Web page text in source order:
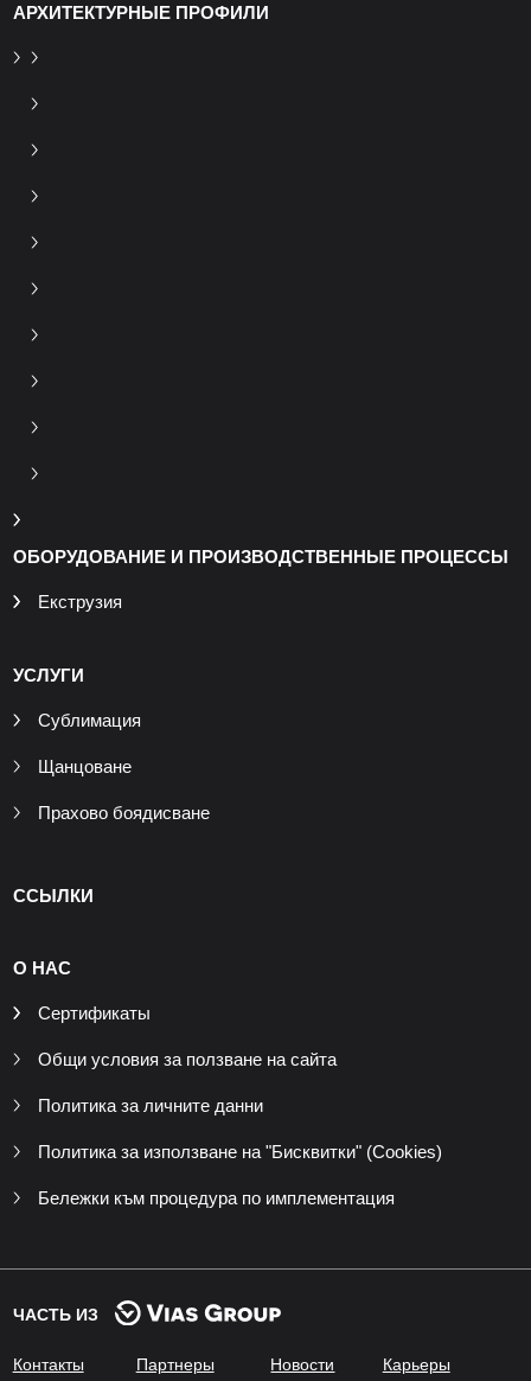
АРХИТЕКТУРНЫЕ ПРОФИЛИ
ОБОРУДОВАНИЕ И ПРОИЗВОДСТВЕННЫЕ ПРОЦЕССЫ
Екструзия
УСЛУГИ
Сублимация
Щанцоване
Прахово боядисване
ССЫЛКИ
О НАС
Сертификаты
Общи условия за ползване на сайта
Политика за личните данни
Политика за използване на "Бисквитки" (Cookies)
Бележки към процедура по имплементация
ЧАСТЬ ИЗ
Контакты Партнеры Новости Карьеры